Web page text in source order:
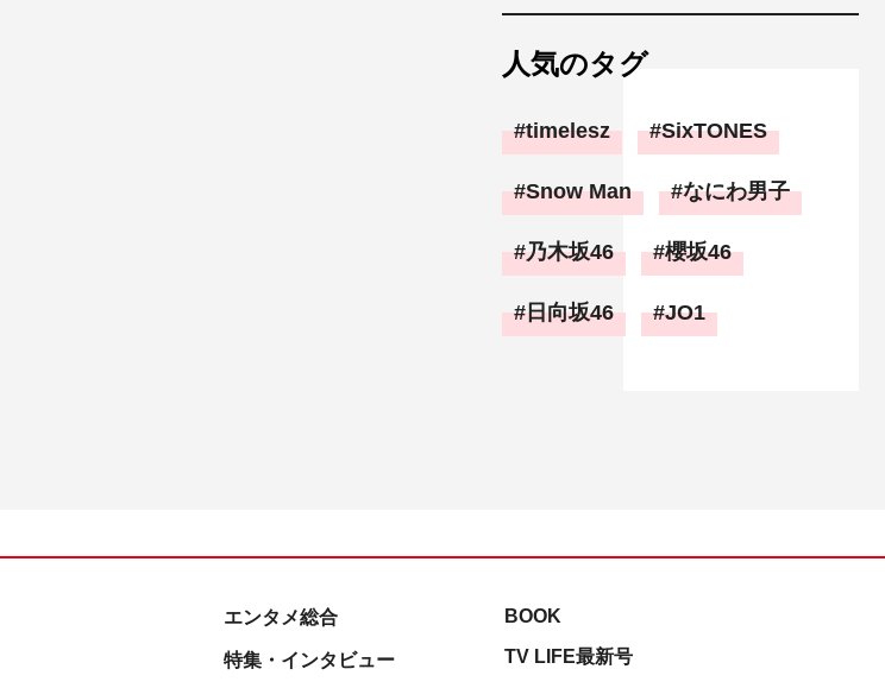
人気のタグ
timelesz SixTONES
Snow Man なにわ男子
乃木坂46 櫻坂46
日向坂46 JO1
エンタメ総合
特集・インタビュー
BOOK
TV LIFE最新号